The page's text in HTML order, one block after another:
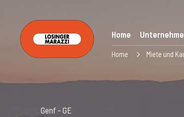
Home
Home Miete und
Genf - GE